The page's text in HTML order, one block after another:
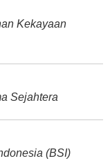
Kekayaan
Sejahtera
(BSI)